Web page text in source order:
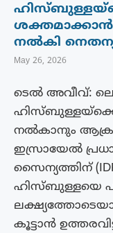
ശക്തമാക്കാൻ
നൽകി
May 26, 2026
ടെൽ അവീവ്:
നൽകാനും
ഇസ്രായേൽ
സൈന്യത്തിന്
ഹിസ്ബുള്ളയെ
കൂട്ടാൻ